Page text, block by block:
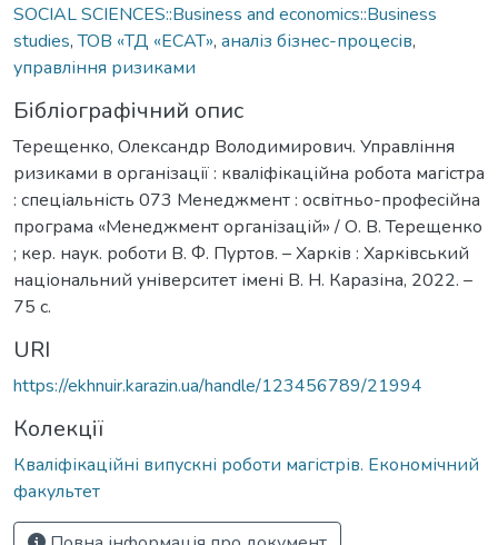
SOCIAL SCIENCES::Business and economics::Business
studies,ТОВ «ТД «ЕСАТ», аналіз бізнес-процесів,
управління ризиками
Бібліографічний опис
Терещенко, Олександр Володимирович. Управління
ризиками в організації : кваліфікаційна робота магістра
: спеціальність 073 Менеджмент : освітньо-професійна
програма «Менеджмент організацій» / О. В. Терещенко
; кер. наук. роботи В. Ф. Пуртов. – Харків : Харківський
національний університет імені В. Н. Каразіна, 2022. –
75 с.
URI
https://ekhnuir.karazin.ua/handle/123456789/21994
Колекції
Кваліфікаційні випускні роботи магістрів. Економічний
факультет